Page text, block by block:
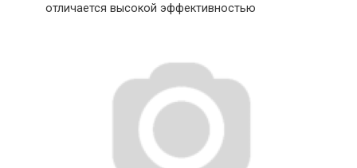
отличается высокой эффективностью